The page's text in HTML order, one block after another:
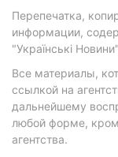
Перепечатка,
информации,
"Українські
Все материалы,
ссылкой на
дальнейшему
любой форме,
агентства.